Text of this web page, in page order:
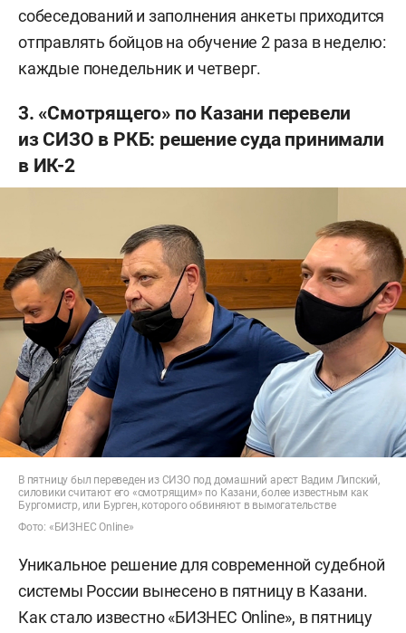
собеседований и заполнения анкеты приходится
отправлять бойцов на обучение 2 раза в неделю:
каждые понедельник и четверг.
3. «Смотрящего» по Казани перевели
из СИЗО в РКБ: решение суда принимали
в ИК-2
В пятницу был переведен из СИЗО под домашний арест Вадим Липский,
силовики считают его «смотрящим» по Казани, более известным как
Бургомистр, или Бурген, которого обвиняют в вымогательстве
Фото: «БИЗНЕС Online»
Уникальное решение для современной судебной
системы России вынесено в пятницу в Казани.
Как стало известно «БИЗНЕС Online», в пятницу